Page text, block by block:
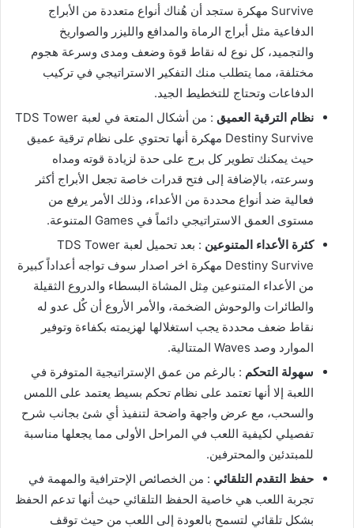
Survive مهكرة ستجد أن هُناك أنواع متعددة من الأبراج
الدفاعية مثل أبراج الرماة والمدافع والليزر والصواريخ
والتجميد، كل نوع له نقاط قوة وضعف ومدى وسرعة هجوم
مختلفة، مما يتطلب منك التفكير الاستراتيجي في تركيب
الدفاعات وتحتاج للتخطيط الجيد.
نظام الترقية العميق
: من أشكال المتعة في لعبة TDS Tower
Destiny Survive مهكرة أنها تحتوي على نظام ترقية عميق
حيث يمكنك تطوير كل برج على حدة لزيادة قوته ومداه
وسرعته، بالإضافة إلى فتح قدرات خاصة تجعل الأبراج أكثر
فعالية ضد أنواع محددة من الأعداء، وذلك الأمر يرفع من
مستوى العمق الاستراتيجي دائماً في Games المتنوعة.
كثرة الأعداء المتنوعين
: بعد تحميل لعبة TDS Tower
Destiny Survive مهكرة اخر اصدار سوف تواجه أعداداً كبيرة
من الأعداء المتنوعين مِثل المشاة البسطاء والدروع الثقيلة
والطائرات والوحوش الضخمة، والأمر الأروع أن كٌل عدو له
نقاط ضعف محددة يجب استغلالها لهزيمته بكفاءة وتوفير
الموارد وصد Waves المتتالية.
سهولة التحكم : بالرغم من عمق الإستراتيجية المتوفرة في
اللعبة إلا أنها تعتمد على نظام تحكم بسيط يعتمد على اللمس
والسحب، مع عرض واجهة واضحة لتنفيذ أي شئ بجانب شرح
تفصيلي لكيفية اللعب في المراحل الأولى مما يجعلها مناسبة
للمبتدئين والمحترفين.
حفظ التقدم التلقائي : من الخصائص الإحترافية والمهمة في
تجربة اللعب هي خاصية الحفظ التلقائي حيث أنها تدعم الحفظ
بشكل تلقائي لتسمح بالعودة إلى اللعب من حيث توقف